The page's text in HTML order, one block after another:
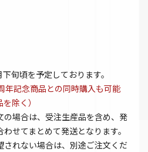
旬頃を予定しております。
記念商品との同時購入も可能
除く）
の場合は、受注生産品を含め、発
せてまとめて発送となります。
されない場合は、別途ご注文くだ